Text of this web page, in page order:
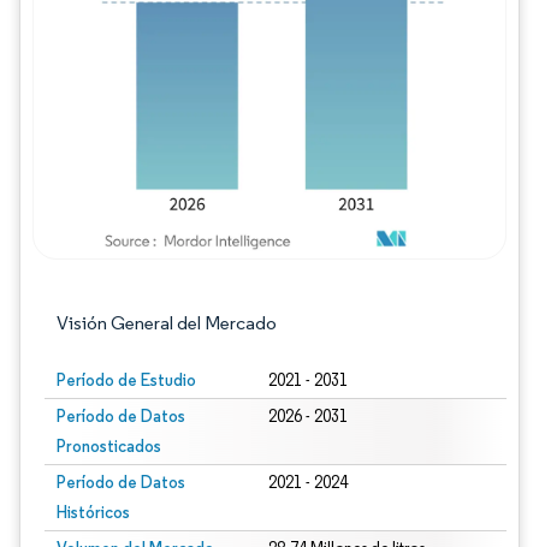
Visión General del Mercado
Período de Estudio 2021 - 2031
Período de Datos
Pronosticados
2026 - 2031
Período de Datos
Históricos
2021 - 2024